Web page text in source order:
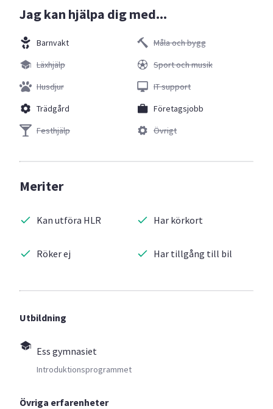
Jag kan hjälpa dig med...
Barnvakt
Läxhjälp
Husdjur
Trädgård
Festhjälp
Måla och bygg
Sport och musik
IT support
Företagsjobb
Övrigt
Meriter
Kan utföra HLR
Röker ej
Har körkort
Har tillgång till bil
Utbildning
Ess gymnasiet
Introduktionsprogrammet
Övriga erfarenheter